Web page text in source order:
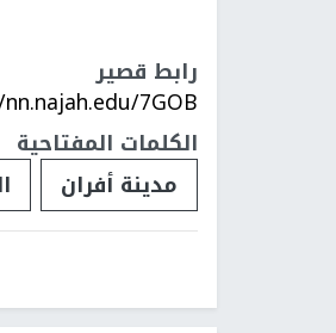
رابط قصير
7GOB/
الكلمات المفتاحية
مدينة أفران